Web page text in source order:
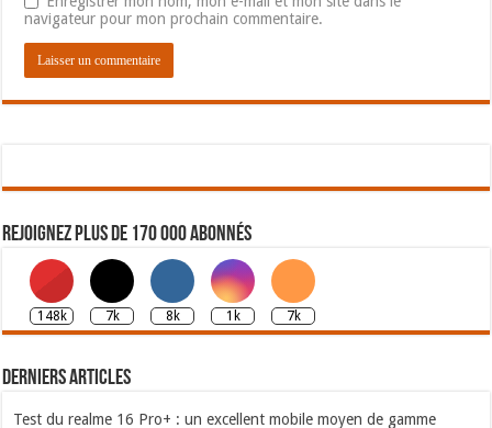
navigateur pour mon prochain commentaire.
Rejoignez plus de 170 000 abonnés
148k 7k 8k 1k 7k
Derniers articles
Test du realme 16 Pro+ : un excellent mobile moyen de gamme